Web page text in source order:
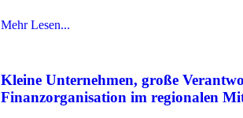
Mehr Lesen...
Kleine Unternehmen, große
Finanzorganisation im regionalen